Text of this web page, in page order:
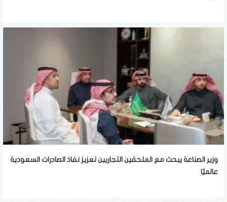
وزير الصناعة يبحث مع الملحقين التجاريين تعزيز نفاذ الصادرات السعودية
عالميًا